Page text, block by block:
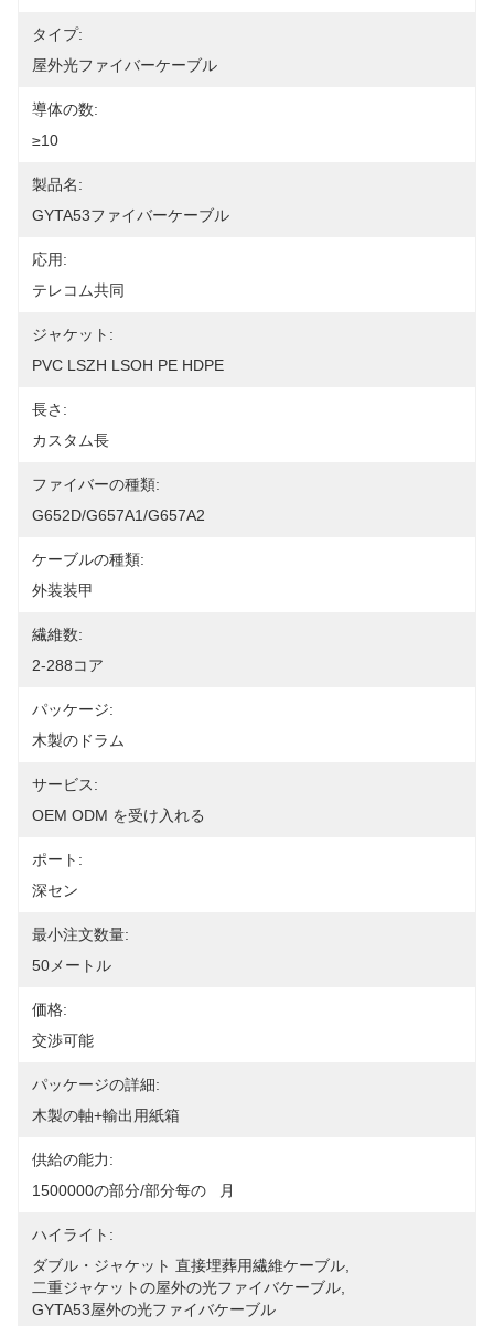
タイプ:
屋外光ファイバーケーブル
導体の数:
≥10
製品名:
GYTA53ファイバーケーブル
応用:
テレコム共同
ジャケット:
PVC LSZH LSOH PE HDPE
長さ:
カスタム長
ファイバーの種類:
G652D/G657A1/G657A2
ケーブルの種類:
外装装甲
繊維数:
2-288コア
パッケージ:
木製のドラム
サービス:
OEM ODM を受け入れる
ポート:
深セン
最小注文数量:
50メートル
価格:
交渉可能
パッケージの詳細:
木製の軸+輸出用紙箱
供給の能力:
1500000の部分/部分每の   月
ハイライト:
ダブル・ジャケット 直接埋葬用繊維ケーブル
二重ジャケットの屋外の光ファイバケーブル
GYTA53屋外の光ファイバケーブル